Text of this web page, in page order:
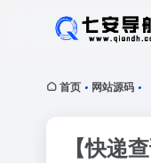
首页 • 网站源码 •
【快递